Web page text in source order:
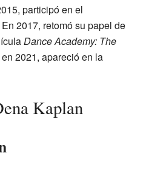
participó en el
En 2017, retomó su papel de
Dance Academy: The
2021, apareció en la
Kaplan